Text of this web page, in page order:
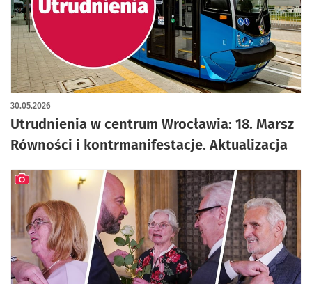
Utrudnienia w centrum Wrocławia: 18. Marsz
Równości i kontrmanifestacje. Aktualizacja
30.05.2026